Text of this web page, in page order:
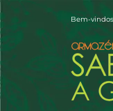
para
o
conteúdo
Bem-